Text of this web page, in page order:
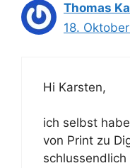
Thomas
18.
Hi Karsten,
ich selbst
von Print zu